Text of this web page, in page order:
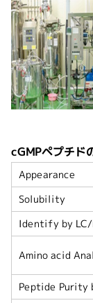
cGMPペプチド
Appearance
Solubility
Identify by LC/
Amino acid
Peptide Purity